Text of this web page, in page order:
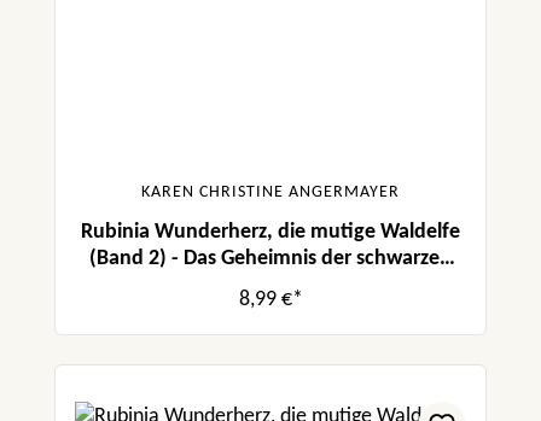
KAREN CHRISTINE ANGERMAYER
Rubinia Wunderherz, die mutige Waldelfe
(Band 2) - Das Geheimnis der schwarzen
Feder
8,99 €*